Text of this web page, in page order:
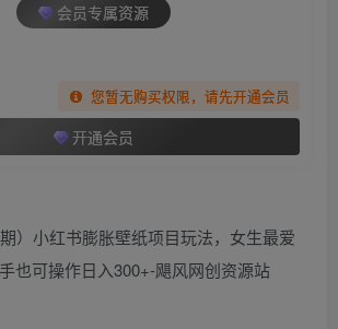
会员专属资源
您暂无购买权限，请先开通会员
开通会员